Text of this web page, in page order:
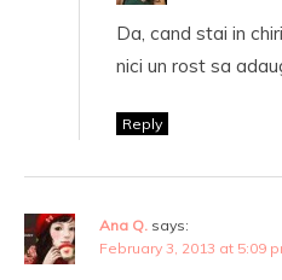
Da, cand stai in
nici un rost sa
Reply
Ana Q. says:
February 3, 2013 at 5:09